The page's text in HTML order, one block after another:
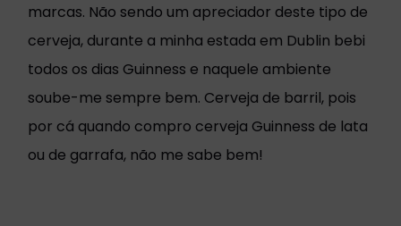
marcas. Não sendo um apreciador deste tipo de
cerveja, durante a minha estada em Dublin bebi
todos os dias Guinness e naquele ambiente
soube-me sempre bem. Cerveja de barril, pois
por cá quando compro cerveja Guinness de lata
ou de garrafa, não me sabe bem!